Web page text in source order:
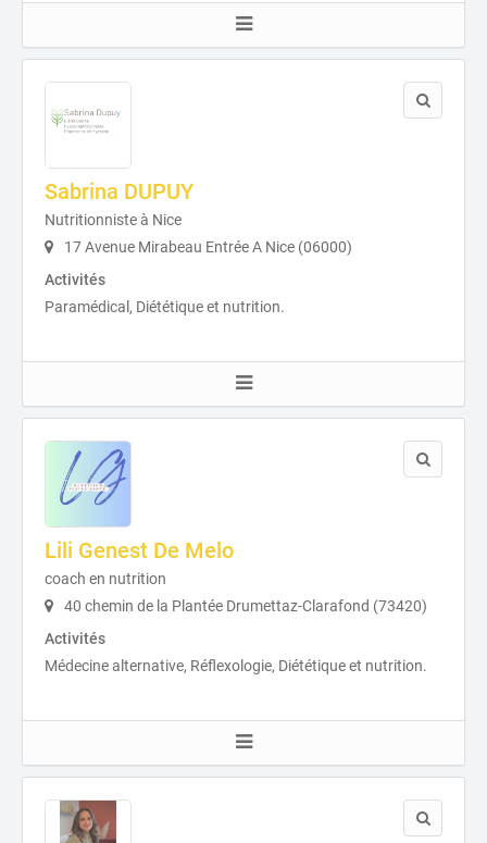
Sabrina DUPUY
Nutritionniste à Nice
17 Avenue Mirabeau Entrée A Nice (06000)
Activités
Paramédical, Diététique et nutrition.
Lili Genest De Melo
coach en nutrition
40 chemin de la Plantée Drumettaz-Clarafond (73420)
Activités
Médecine alternative, Réflexologie, Diététique et nutrition.